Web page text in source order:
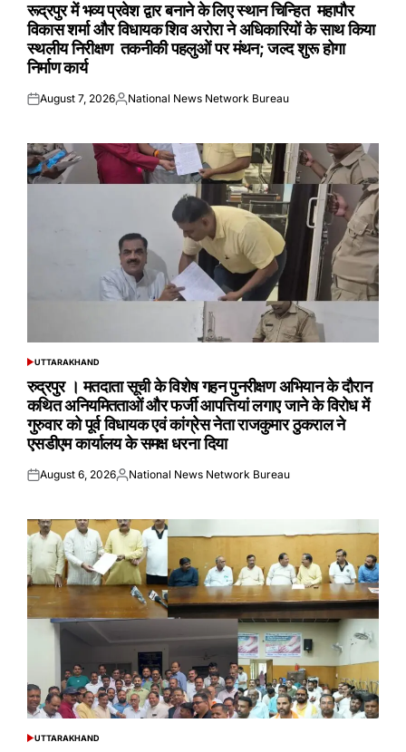
रूद्रपुर में भव्य प्रवेश द्वार बनाने के लिए स्थान चिन्हित महापौर
विकास शर्मा और विधायक शिव अरोरा ने अधिकारियों के साथ किया
स्थलीय निरीक्षण तकनीकी पहलुओं पर मंथन; जल्द शुरू होगा
निर्माण कार्य
Posted
August 7, 2026Posted
National News Network Bureau
POSTED
UTTARAKHAND
रुद्रपुर । मतदाता सूची के विशेष गहन पुनरीक्षण अभियान के दौरान
कथित अनियमितताओं और फर्जी आपत्तियां लगाए जाने के विरोध में
गुरुवार को पूर्व विधायक एवं कांग्रेस नेता राजकुमार ठुकराल ने
एसडीएम कार्यालय के समक्ष धरना दिया
Posted
August 6, 2026Posted
National News Network Bureau
POSTED
UTTARAKHAND